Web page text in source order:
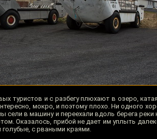
туристов и с разбегу плюхают в озеро,
мокро, и поэтому плохо. Ни одного
в машину и переехали вдоль берега реки
Оказалось, прибой не дает им уплыть
с рваными краями.